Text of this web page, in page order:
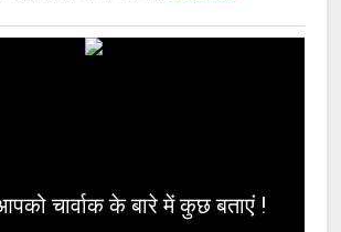
चार्वाक के बारे में कुछ बताएं !